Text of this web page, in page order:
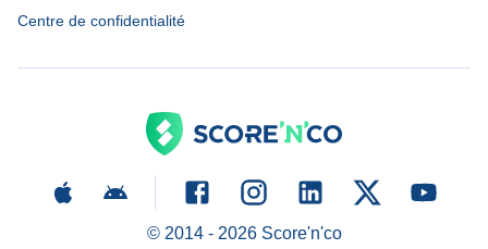
Centre de confidentialité
© 2014 - 2026Score'n'co